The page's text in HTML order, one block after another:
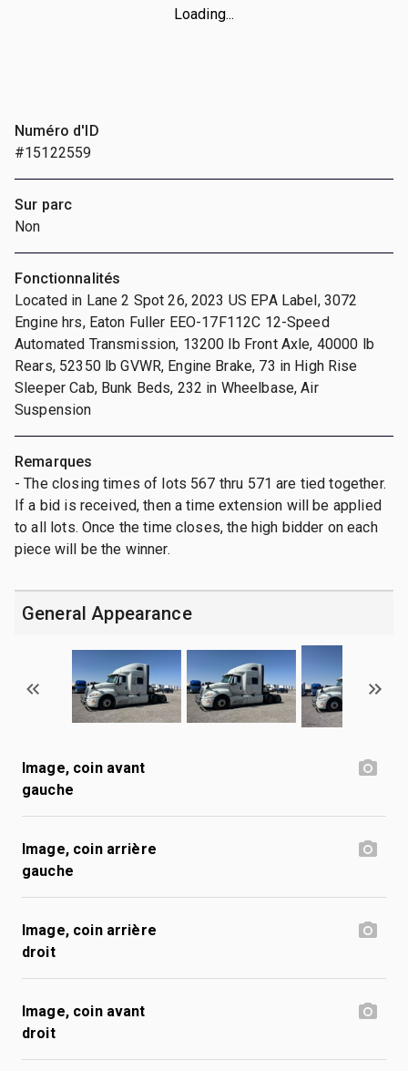
Loading...
Numéro d'ID
#15122559
Sur parc
Non
Fonctionnalités
Located in Lane 2 Spot 26, 2023 US EPA Label, 3072
Engine hrs, Eaton Fuller EEO-17F112C 12-Speed
Automated Transmission, 13200 lb Front Axle, 40000 lb
Rears, 52350 lb GVWR, Engine Brake, 73 in High Rise
Sleeper Cab, Bunk Beds, 232 in Wheelbase, Air
Suspension
Remarques
- The closing times of lots 567 thru 571 are tied together.
If a bid is received, then a time extension will be applied
to all lots. Once the time closes, the high bidder on each
piece will be the winner.
General Appearance
Image, coin avant
gauche
Image, coin arrière
gauche
Image, coin arrière
droit
Image, coin avant
droit